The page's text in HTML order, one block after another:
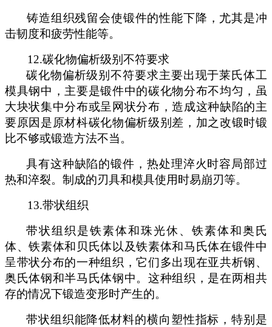
铸造组织残留会使锻件的性能下降，尤其是冲
击韧度和疲劳性能等。
12.碳化物偏析级别不符要求
碳化物偏析级别不符要求主要出现于莱氏体工
模具钢中 ， 主要是锻件中的碳化物分布不均匀 ，虽
大块状集中分布或呈网状分布 ，造成这种缺陷的主
要原因是原材枓碳化物偏析级别差，加之改锻时锻
比不够或锻造方法不当。
具有这种缺陷的锻件，热处理淬火时容 局部过
热和淬裂。制成的刃具和模具使用时易崩刃等。
13.带状组织
带状组织是铁素体和珠光休、铁素体和奥氏
体、铁素体和 贝 氏体以及铁素体和马氏体在锻件中
呈带状分布的一种组织，它们多出现在亚共析钢、
奥氏体钢和半马 氏体钢中。这种组织，是在两相共
存的情况下锻造变形时产生的。
带状组织能降低材料的横向塑性指标，特别是